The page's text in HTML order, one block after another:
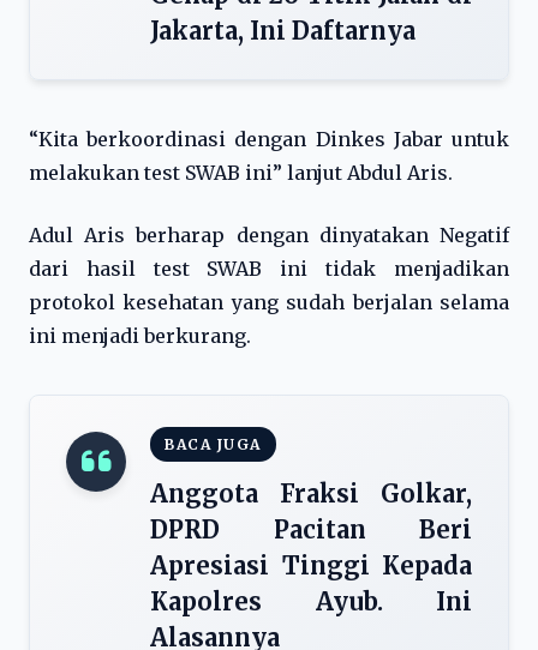
Jakarta, Ini Daftarnya
“Kita berkoordinasi dengan Dinkes Jabar untuk
melakukan test SWAB ini” lanjut Abdul Aris.
Adul Aris berharap dengan dinyatakan Negatif
dari hasil test SWAB ini tidak menjadikan
protokol kesehatan yang sudah berjalan selama
ini menjadi berkurang.
BACA JUGA
Anggota Fraksi Golkar,
DPRD Pacitan Beri
Apresiasi Tinggi Kepada
Kapolres Ayub. Ini
Alasannya